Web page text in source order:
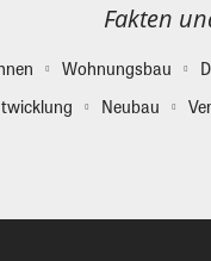
Fakten
Wohnungsbau
Neubau